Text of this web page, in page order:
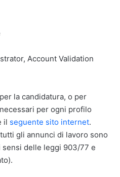
Account Validation
la candidatura, o per
per ogni profilo
il seguente sito internet.
gli annunci di lavoro sono
delle leggi 903/77 e